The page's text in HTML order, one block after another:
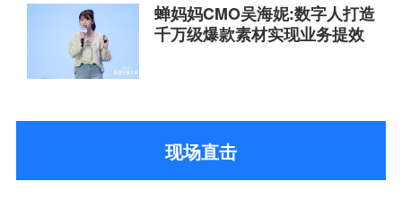
蝉妈妈CMO吴海妮:数字人打造
千万级爆款素材实现业务提效
现场直击